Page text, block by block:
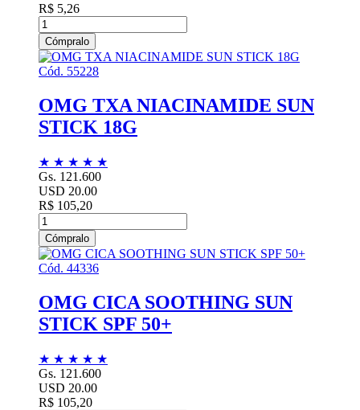
R$ 5,26
Cómpralo
Cód. 55228
OMG TXA NIACINAMIDE SUN
STICK 18G
★ ★ ★ ★ ★
Gs. 121.600
USD 20.00
R$ 105,20
Cómpralo
Cód. 44336
OMG CICA SOOTHING SUN
STICK SPF 50+
★ ★ ★ ★ ★
Gs. 121.600
USD 20.00
R$ 105,20